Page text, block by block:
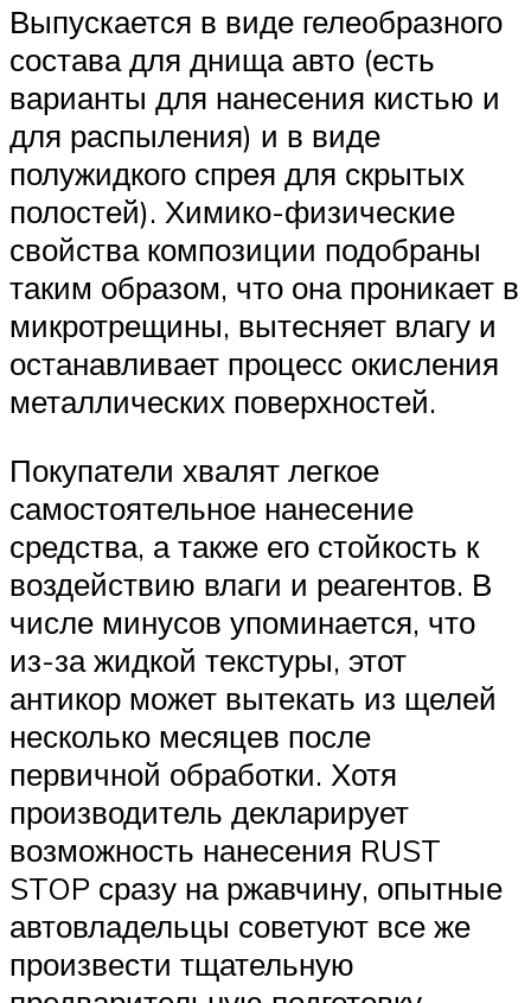
Выпускается в виде гелеобразного
состава для днища авто (есть
варианты для нанесения кистью и
для распыления) и в виде
полужидкого спрея для скрытых
полостей). Химико-физические
свойства композиции подобраны
таким образом, что она проникает в
микротрещины, вытесняет влагу и
останавливает процесс окисления
металлических поверхностей.
Покупатели хвалят легкое
самостоятельное нанесение
средства, а также его стойкость к
воздействию влаги и реагентов. В
числе минусов упоминается, что
из-за жидкой текстуры, этот
антикор может вытекать из щелей
несколько месяцев после
первичной обработки. Хотя
производитель декларирует
возможность нанесения RUST
STOP сразу на ржавчину, опытные
автовладельцы советуют все же
произвести тщательную